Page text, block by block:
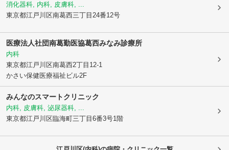
消化器科, 内科, 皮膚科, ...
東京都江戸川区南葛西三丁目24番12号
医療法人社団南葛勤医協葛西みなみ診療所
内科
東京都江戸川区南葛西2丁目12-1
かさい保健医療福祉ビル2F
みんなのスマートクリニック
内科, 皮膚科, 泌尿器科, ...
東京都江戸川区臨海町三丁目6番3号1階